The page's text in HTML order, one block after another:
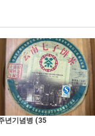
년기념병 (35